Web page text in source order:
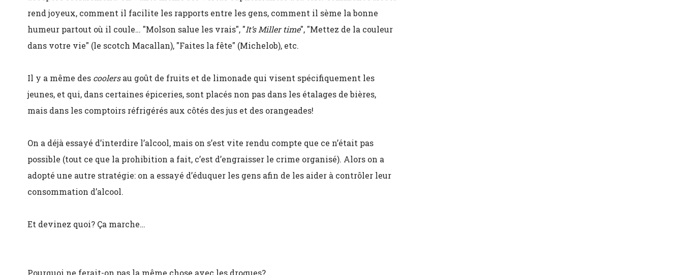
rend joyeux, comment il facilite les rapports entre les gens, comment il sème la bonne
humeur partout où il coule… "Molson salue les vrais", "It’s Miller time", "Mettez de la couleur
dans votre vie" (le scotch Macallan), "Faites la fête" (Michelob), etc.
Il y a même des coolersau goût de fruits et de limonade qui visent spécifiquement les
jeunes, et qui, dans certaines épiceries, sont placés non pas dans les étalages de bières,
mais dans les comptoirs réfrigérés aux côtés des jus et des orangeades!
On a déjà essayé d’interdire l’alcool, mais on s’est vite rendu compte que ce n’était pas
possible (tout ce que la prohibition a fait, c’est d’engraisser le crime organisé). Alors on a
adopté une autre stratégie: on a essayé d’éduquer les gens afin de les aider à contrôler leur
consommation d’alcool.
Et devinez quoi? Ça marche…
Pourquoi ne ferait-on pas la même chose avec les drogues?